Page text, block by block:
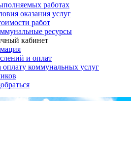
работах
оказания услуг
работ
ресурсы
кабинет
и оплат
коммунальных услуг